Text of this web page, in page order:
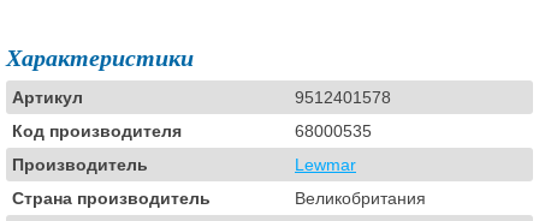
Характеристики
Артикул
9512401578
Код производителя
68000535
Производитель
Lewmar
Страна производитель
Великобритания